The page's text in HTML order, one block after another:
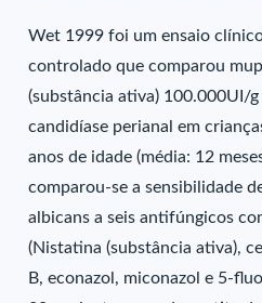
Wet 1999 foi um ensaio
controlado que comparou
(substância ativa) 100.000UI/
candidíase perianal em
anos de idade (média: 12
comparou-se a sensibilidade
albicans a seis antifúngicos
(Nistatina (substância ativa),
B, econazol, miconazol e 5-